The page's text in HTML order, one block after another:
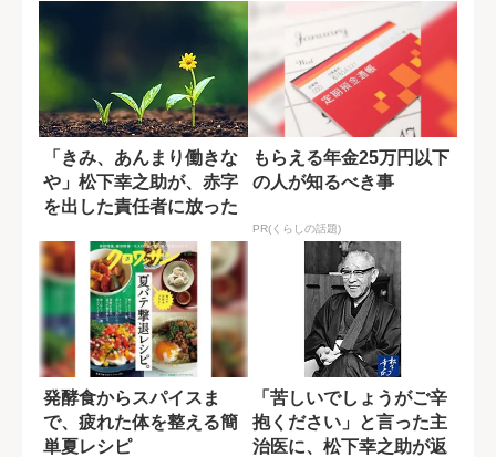
「きみ、あんまり働きな
や」松下幸之助が、赤字
を出した責任者に放った
もらえる年金25万円以下
の人が知るべき事
PR(くらしの話題)
発酵食からスパイスま
で、疲れた体を整える簡
単夏レシピ
「苦しいでしょうがご辛
抱ください」と言った主
治医に、松下幸之助が返